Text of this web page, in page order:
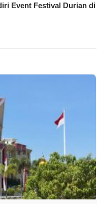
Event Festival Durian di